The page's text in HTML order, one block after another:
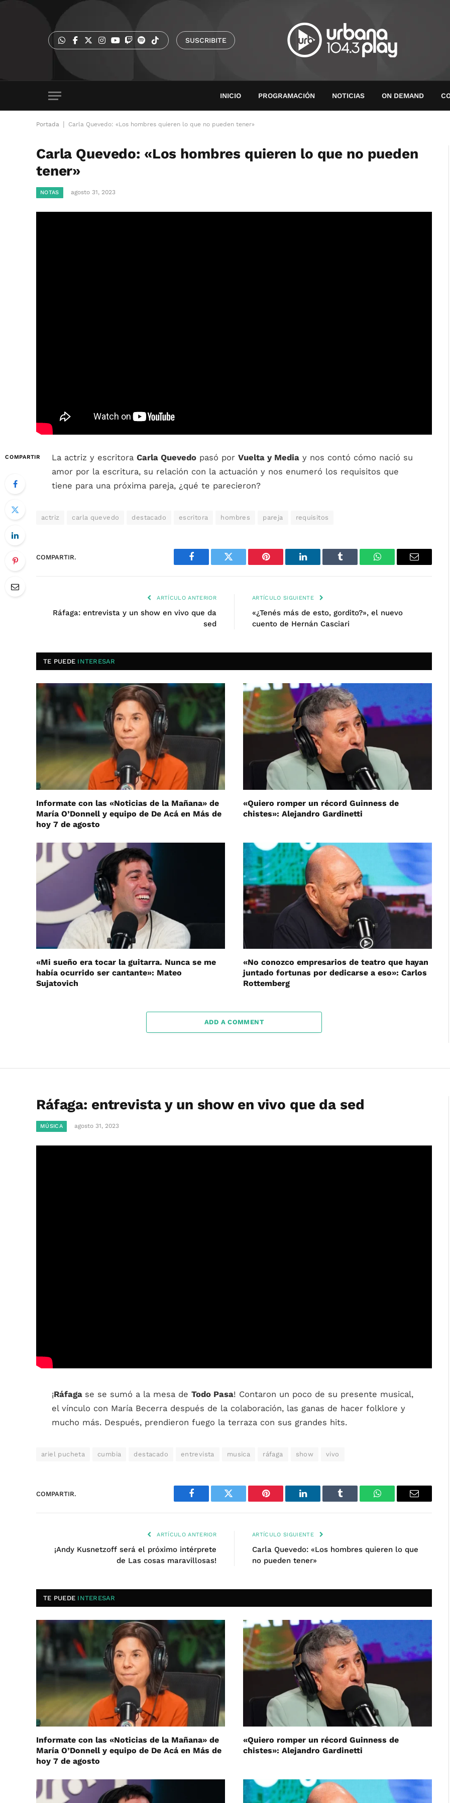
SUSCRIBITE
INICIO PROGRAMACIÓN NOTICIAS ON DEMAND
Portada Carla Quevedo: «Los hombres quieren lo que no pueden tener»
Carla Quevedo: «Los hombres quieren lo que no pueden
tener»
NOTAS agosto 31, 2023
COMPARTIR La actriz y escritora Carla Quevedo pasó por Vuelta y Media y nos contó cómo nació su
amor por la escritura, su relación con la actuación y nos enumeró los requisitos que
tiene para una próxima pareja, ¿qué te parecieron?
actriz carla quevedo destacado escritora hombres pareja requisitos
COMPARTIR.
Facebook Twitter Pinterest LinkedIn Tumblr WhatsAppEmail
ARTÍCULO ANTERIOR
Ráfaga: entrevista y un show en vivo que da
sed
ARTÍCULO SIGUIENTE
«¿Tenés más de esto, gordito?», el nuevo
cuento de Hernán Casciari
TE PUEDE INTERESAR
Informate con las «Noticias de la Mañana» de
María O’Donnell y equipo de De Acá en Más de
hoy 7 de agosto
«Quiero romper un récord Guinness de
chistes»: Alejandro Gardinetti
«Mi sueño era tocar la guitarra. Nunca se me
había ocurrido ser cantante»: Mateo
Sujatovich
«No conozco empresarios de teatro que hayan
juntado fortunas por dedicarse a eso»: Carlos
Rottemberg
ADD A COMMENT
Ráfaga: entrevista y un show en vivo que da sed
MÚSICA agosto 31, 2023
¡Ráfaga se se sumó a la mesa de Todo Pasa! Contaron un poco de su presente musical,
el vínculo con María Becerra después de la colaboración, las ganas de hacer folklore y
mucho más. Después, prendieron fuego la terraza con sus grandes hits.
ariel pucheta cumbia destacado entrevista musica ráfaga show vivo
COMPARTIR.
Facebook Twitter Pinterest LinkedIn Tumblr WhatsAppEmail
ARTÍCULO ANTERIOR
¡Andy Kusnetzoff será el próximo intérprete
de Las cosas maravillosas!
ARTÍCULO SIGUIENTE
Carla Quevedo: «Los hombres quieren lo que
no pueden tener»
TE PUEDE INTERESAR
Informate con las «Noticias de la Mañana» de
María O’Donnell y equipo de De Acá en Más de
hoy 7 de agosto
«Quiero romper un récord Guinness de
chistes»: Alejandro Gardinetti